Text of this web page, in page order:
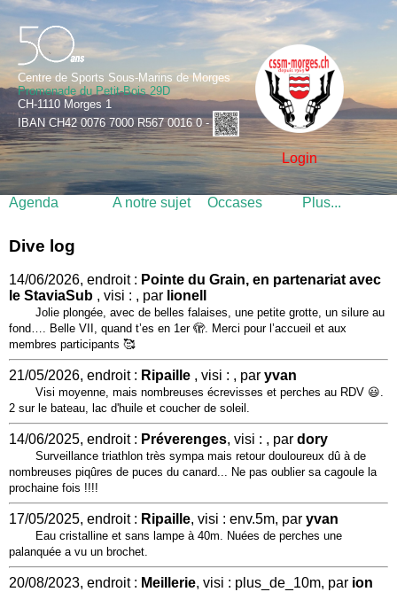
Centre de Sports Sous-Marins de Morges
Promenade du Petit-Bois 29D
CH-1110 Morges 1
IBAN CH42 0076 7000 R567 0016 0 -
Login
Agenda A notre sujet Occases Plus...
Dive log
14/06/2026, endroit : Pointe du Grain, en partenariat avec
le StaviaSub , visi : , par lionell
Jolie plongée, avec de belles falaises, une petite grotte, un silure au
fond…. Belle VII, quand t’es en 1er 🫣. Merci pour l’accueil et aux
membres participants 🥰
21/05/2026, endroit : Ripaille , visi : , par yvan
Visi moyenne, mais nombreuses écrevisses et perches au RDV 😃.
2 sur le bateau, lac d'huile et coucher de soleil.
14/06/2025, endroit : Préverenges, visi : , par dory
Surveillance triathlon très sympa mais retour douloureux dû à de
nombreuses piqûres de puces du canard... Ne pas oublier sa cagoule la
prochaine fois !!!!
17/05/2025, endroit : Ripaille, visi : env.5m, par yvan
Eau cristalline et sans lampe à 40m. Nuées de perches une
palanquée a vu un brochet.
20/08/2023, endroit : Meillerie, visi : plus_de_10m, par ion